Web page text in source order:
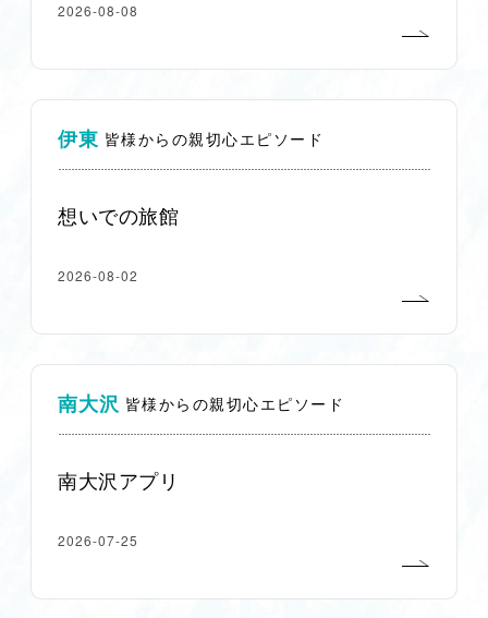
2026-08-08
伊東 皆様からの親切心エピソード
想いでの旅館
2026-08-02
南大沢 皆様からの親切心エピソード
南大沢アプリ
2026-07-25